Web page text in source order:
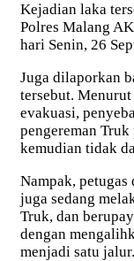
Kejadian laka
Polres Malang
hari Senin, 26
Juga dilaporkan
tersebut.
evakuasi,
pengereman
kemudian tidak
Nampak,
juga sedang
Truk, dan
dengan
menjadi satu